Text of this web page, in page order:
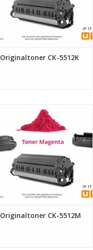
Originaltoner CK-5512K
Originaltoner CK-5512M